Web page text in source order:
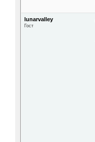
lunarvalley
Гост